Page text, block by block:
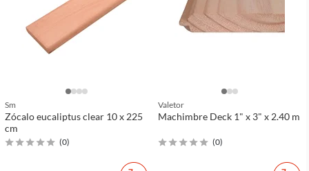
Sm
Zócalo eucaliptus clear 10 x 225
cm
(0)
Valetor
Machimbre Deck 1" x 3" x 2.40 m
(0)